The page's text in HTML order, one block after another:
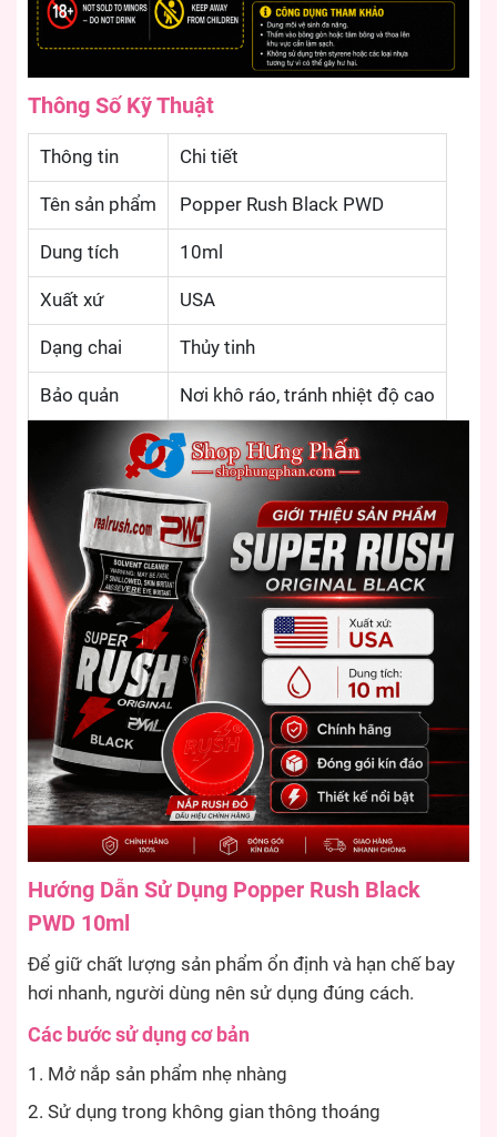
Thông Số Kỹ Thuật
Thông tin Chi tiết
Tên sản phẩm Popper Rush Black PWD
Dung tích 10ml
Xuất xứ USA
Dạng chai Thủy tinh
Bảo quản Nơi khô ráo, tránh nhiệt độ cao
Hướng Dẫn Sử Dụng Popper Rush Black
PWD 10ml
Để giữ chất lượng sản phẩm ổn định và hạn chế bay
hơi nhanh, người dùng nên sử dụng đúng cách.
Các bước sử dụng cơ bản
Mở nắp sản phẩm nhẹ nhàng
Sử dụng trong không gian thông thoáng